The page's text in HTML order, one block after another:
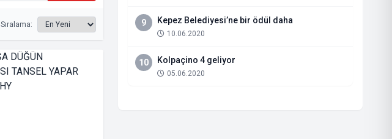
Sıralama: 9 Kepez Belediyesi’ne bir ödül daha
10.06.2020
10 Kolpaçino 4 geliyor
05.06.2020